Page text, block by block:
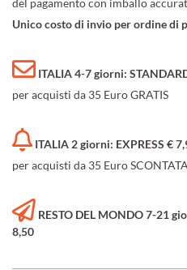
del pagamento con imballo
Unico costo di invio per ordine di
ITALIA 4-7 giorni:
per acquisti da 35 Euro GRATIS
ITALIA 2 giorni: EXPRESS €
per acquisti da 35 Euro
RESTO DEL MONDO 7-21
8,50